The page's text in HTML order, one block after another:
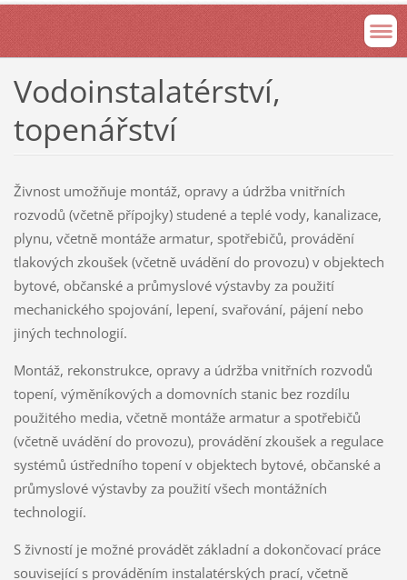
Vodoinstalatérství,
topenářství
Živnost umožňuje montáž, opravy a údržba vnitřních
rozvodů (včetně přípojky) studené a teplé vody, kanalizace,
plynu, včetně montáže armatur, spotřebičů, provádění
tlakových zkoušek (včetně uvádění do provozu) v objektech
bytové, občanské a průmyslové výstavby za použití
mechanického spojování, lepení, svařování, pájení nebo
jiných technologií.
Montáž, rekonstrukce, opravy a údržba vnitřních rozvodů
topení, výměníkových a domovních stanic bez rozdílu
použitého media, včetně montáže armatur a spotřebičů
(včetně uvádění do provozu), provádění zkoušek a regulace
systémů ústředního topení v objektech bytové, občanské a
průmyslové výstavby za použití všech montážních
technologií.
S živností je možné provádět základní a dokončovací práce
související s prováděním instalatérských prací, včetně